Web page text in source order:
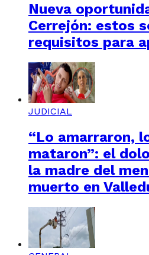
Nueva
Cerrejón: estos
requisitos para
JUDICIAL
“Lo amarraron,
mataron”: el
la madre del
muerto en